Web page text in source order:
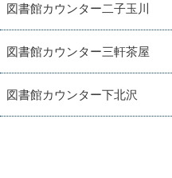
図書館カウンター二子玉川
図書館カウンター三軒茶屋
図書館カウンター下北沢